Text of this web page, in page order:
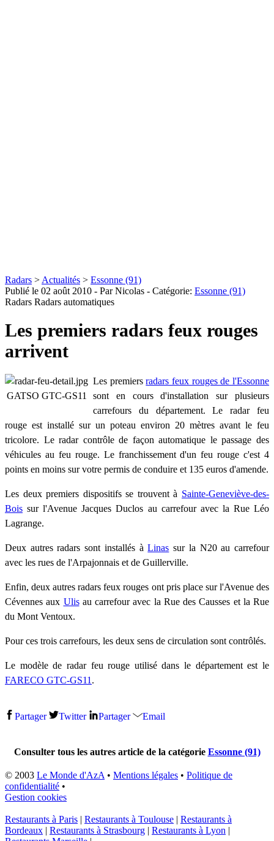
Radars > Actualités > Essonne (91)
Publié le 02 août 2010 - Par Nicolas - Catégorie: Essonne (91)
Radars Radars automatiques
Les premiers radars feux rouges
arrivent
GATSO GTC-GS11
Les premiersradars feux rouges de l'Essonne
sont en cours d'installation sur plusieurs
carrefours du département. Le radar feu
rouge est installé sur un poteau environ 20 mètres avant le feu
tricolore. Le radar contrôle de façon automatique le passage des
véhicules au feu rouge. Le franchissement d'un feu rouge c'est 4
points en moins sur votre permis de conduire et 135 euros d'amende.
Les deux premiers dispositifs se trouvent à Sainte-Geneviève-des-
Bois sur l'Avenue Jacques Duclos au carrefour avec la Rue Léo
Lagrange.
Deux autres radars sont installés àLinas sur la N20 au carrefour
avec les rues de l'Arpajonnais et de Guillerville.
Enfin, deux autres radars feux rouges ont pris place sur l'Avenue des
Cévennes aux Ulisau carrefour avec la Rue des Causses et la Rue
du Mont Ventoux.
Pour ces trois carrefours, les deux sens de circulation sont contrôlés.
Le modèle de radar feu rouge utilisé dans le département est le
FARECO GTC-GS11 .
Partager Twitter Partager Email
Consulter tous les autres article de la catégorie Essonne (91)
© 2003 Le Monde d'AzA • Mentions légales • Politique de
confidentialité •
Gestion cookies
Restaurants à Paris | Restaurants à Toulouse | Restaurants à
Bordeaux | Restaurants à Strasbourg | Restaurants à Lyon |